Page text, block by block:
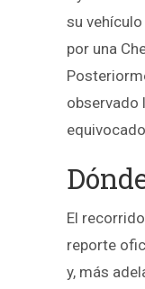
su
por una
observado
El
reporte
y, más